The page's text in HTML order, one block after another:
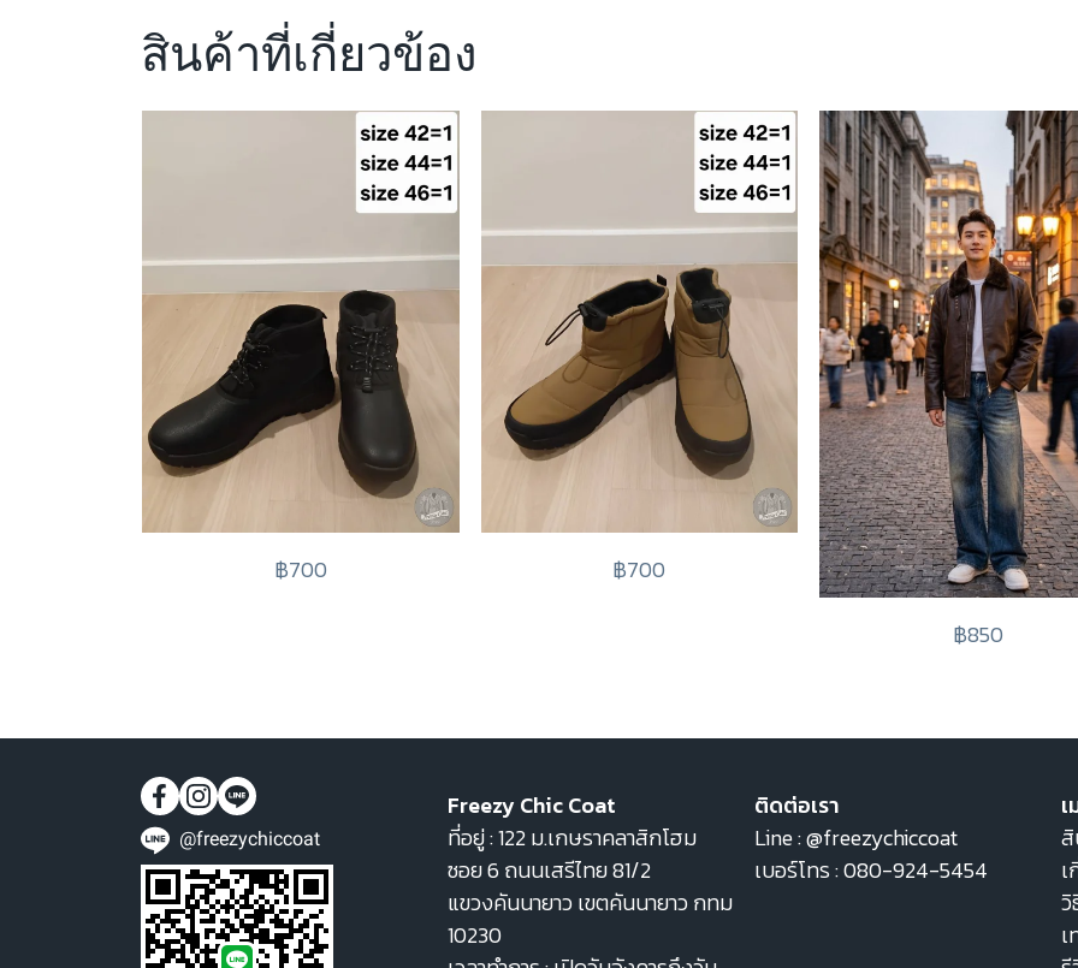
สินค้าที่เกี่ยวข้อง
฿700
฿700
฿850
@freezychiccoat
Freezy Chic Coat
ที่อยู่ : 122 ม.เกษราคลาสิกโฮม
ซอย 6 ถนนเสรีไทย 81/2
แขวงคันนายาว เขตคันนายาว กทม
10230
ติดต่อเรา
Line :@freezychiccoat
เบอร์โทร :080-924-5454
วิ